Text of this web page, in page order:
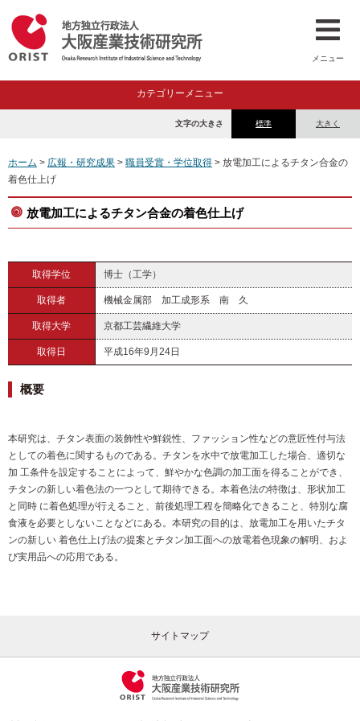
メニュー
カテゴリーメニュー
標準 大きく
文字の大きさ
ホーム > 広報・研究成果 > 職員受賞・学位取得 > 放電加工によるチタン合金の
着色仕上げ
放電加工によるチタン合金の着色仕上げ
取得学位 博士（工学）
取得者 機械金属部 加工成形系 南 久
取得大学 京都工芸繊維大学
取得日 平成16年9月24日
概要
本研究は、チタン表面の装飾性や鮮鋭性、ファッション性などの意匠性付与法
としての着色に関するものである。チタンを水中で放電加工した場合、適切な
加 工条件を設定することによって、鮮やかな色調の加工面を得ることができ、
チタンの新しい着色法の一つとして期待できる。本着色法の特徴は、形状加工
と同時 に着色処理が行えること、前後処理工程を簡略化できること、特別な腐
食液を必要としないことなどにある。本研究の目的は、放電加工を用いたチタ
ンの新しい 着色仕上げ法の提案とチタン加工面への放電着色現象の解明、およ
び実用品への応用である。
サイトマップ